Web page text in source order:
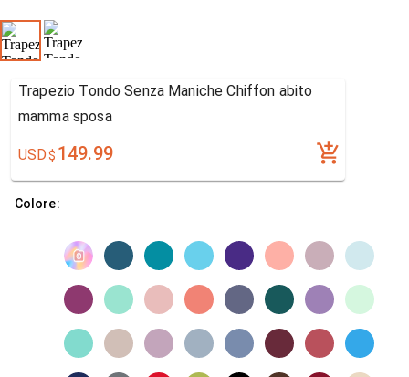
Trapezio Tondo Senza Maniche Chiffon abito
mamma sposa
USD$ 149.99
Colore: